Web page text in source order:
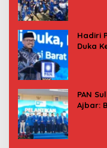
Hadiri
Duka
PAN
Ajbar: